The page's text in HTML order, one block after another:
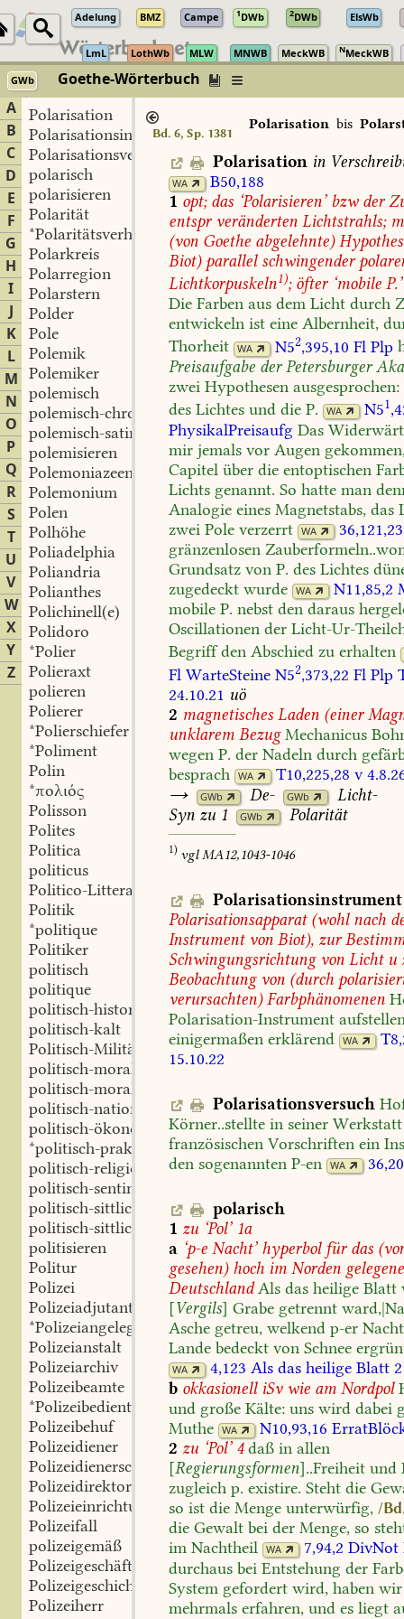
Adelung BMZ Campe 1DWb 2DWb ElsWb
LmL LothWb MLW MNWB MeckWB NMeckWB
GWb
Goethe-Wörterbuch
A
B
C
D
E
F
G
H
I
J
K
L
M
N
O
P
Q
R
S
T
U
V
W
X
Y
Z
Polarisation
Polarisationsinstrument
Polarisationsversuch
polarisch
polarisieren
Polarität
*Polaritätsverhältnis
Polarkreis
Polarregion
Polarstern
Polder
Pole
Polemik
Polemiker
polemisch
polemisch-chromatisch
polemisch-satirisch
polemisieren
Polemoniazeen
Polemonium
Polen
Polhöhe
Poliadelphia
Poliandria
Polianthes
Polichinell(e)
Polidoro
*Polier
Polieraxt
polieren
Polierer
*Polierschiefer
*Poliment
Polin
*πολιός
Polisson
Polites
Politica
politicus
Politico-Litteraria
Politik
*politique
Politiker
politisch
politique
politisch-historisch
politisch-kalt
Politisch-Militärische
politisch-moralisch
politisch-moralisch-dramatisch
politisch-national
politisch-ökonomisch
*politisch-praktisch
politisch-religiös
politisch-sentimentalisch
politisch-sittlich
politisch-sittlich-religiös
politisieren
Politur
Polizei
Polizeiadjutant
*Polizeiangelegenheit
Polizeianstalt
Polizeiarchiv
Polizeibeamte
*Polizeibediente
Polizeibehuf
Polizeidiener
Polizeidienerschaft
Polizeidirektor
Polizeieinrichtung
Polizeifall
polizeigemäß
Polizeigeschäft
Polizeigeschichte
Polizeiherr
Bd. 6, Sp. 1381
Polarisation bis
Polarisation in
WA
B50,188
1 opt;das ‘Polarisieren’bzwder
entsprveränderten Lichtstrahls;
(von Goethe abgelehnte)
Biot)parallelschwingender
Lichtkorpuskeln1);öfter‘mobile P.’
Die Farben aus dem Licht durch
entwickeln ist eine Albernheit,
Thorheit WA N52,395,10 Fl Plp
Preisaufgabe derPetersburger
zwei Hypothesen ausgesprochen:
des Lichtes und die P. WA N51
PhysikalPreisaufg Das
mir jemals vor Augen
Capitel über die entoptischen
Lichts genannt. So hatte man
Analogie eines Magnetstabs, das
zwei Pole verzerrt WA 36,121,23
gränzenlosen
Grundsatz von P. des Lichtes
zugedeckt wurde WA N11,85,2
mobile P. nebst den daraus
Oscillationen der Licht-Ur-
Begriffden Abschied zu erhalten
Fl WarteSteine N52,373,22 Fl Plp
24.10.21 uö
2 magnetisches Laden (einer
unklarem Bezug Mechanicus
wegen P. der Nadeln durch
besprach WA T10,225,28 v
→
GWb De- GWb
Licht-
Syn zu 1 GWb Polarität
1) vglMA12,1043-1046
Polarisationsinstrument
Polarisationsapparat(wohlnach
Instrumentvon Biot), zur
Schwingungsrichtungvon Lichtu
Beobachtungvon (durch
verursachten)Farbphänomenen
Polarisation-Instrument
einigermaßen erklärend WA
15.10.22
Polarisationsversuch
Körner..stellte in seiner Werkstatt
französischen Vorschriften ein
den sogenannten P-en WA
polarisch
1 zu ‘Pol’1a
a ‘p-e Nacht’hyperbolfürdas
gesehen)hoch im Norden
Deutschland Als das heilige Blatt
[Vergils] Grabe getrennt
Asche getreu, welkend p-er
Lande bedeckt von Schnee
WA 4,123 Als das heilige Blatt 2
b okkasionelliSvwie am Nordpol
und große Kälte: uns wird dabei
Muthe WA N10,93,16
2 zu ‘Pol’4 daß in allen
[Regierungsformen]..Freiheit und
zugleich p. existire. Steht die
so ist die Menge unterwürfig, /
die Gewalt bei der Menge, so
im Nachtheil WA 7,94,2 DivNot
durchaus bei Entstehung der
System gefordert wird, haben wir
mehrmals erfahren, und es liegt